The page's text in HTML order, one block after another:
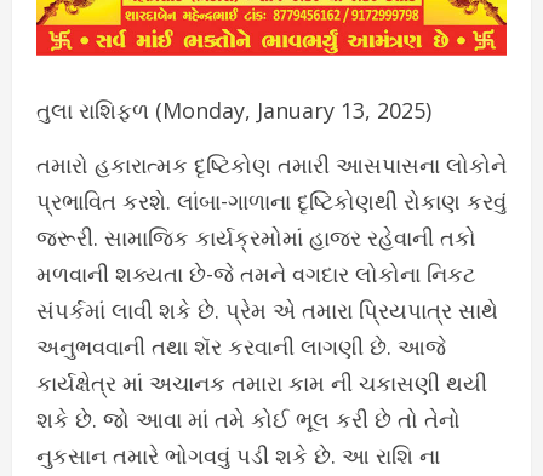
તુલા રાશિફળ (Monday, January 13, 2025)
તમારો હકારાત્મક દૃષ્ટિકોણ તમારી આસપાસના લોકોને
પ્રભાવિત કરશે. લાંબા-ગાળાના દૃષ્ટિકોણથી રોકાણ કરવું
જરૂરી. સામાજિક કાર્યક્રમોમાં હાજર રહેવાની તકો
મળવાની શક્યતા છે-જે તમને વગદાર લોકોના નિકટ
સંપર્કમાં લાવી શકે છે. પ્રેમ એ તમારા પ્રિયપાત્ર સાથે
અનુભવવાની તથા શૅર કરવાની લાગણી છે. આજે
કાર્યક્ષેત્ર માં અચાનક તમારા કામ ની ચકાસણી થયી
શકે છે. જો આવા માં તમે કોઈ ભૂલ કરી છે તો તેનો
નુકસાન તમારે ભોગવવું પડી શકે છે. આ રાશિ ના